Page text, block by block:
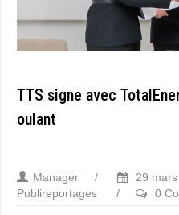
TTS signe avec
oulant
Manager / 29
Publireportages
/ 0